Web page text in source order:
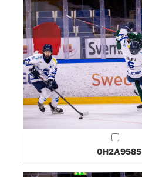
0H2A9585